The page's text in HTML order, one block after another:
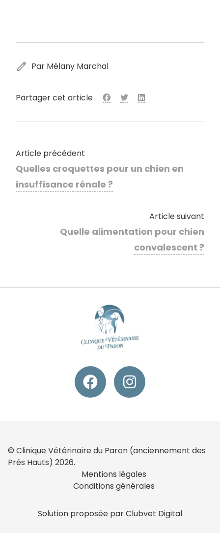
edit Par Mélany Marchal
Partager cet article
Article précédent
Quelles croquettes pour un chien en
insuffisance rénale ?
Article suivant
Quelle alimentation pour chien
convalescent ?
© Clinique Vétérinaire du Paron (anciennement des
Prés Hauts) 2026.
Mentions légales
Conditions générales
Solution proposée par Clubvet Digital